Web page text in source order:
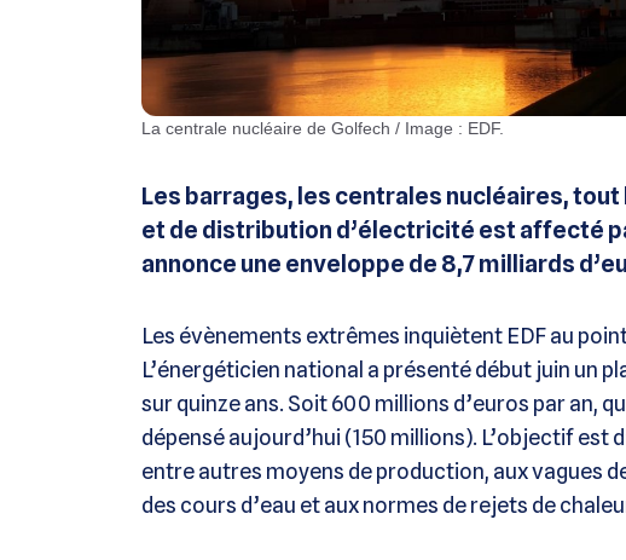
La centrale nucléaire de Golfech / Image : EDF.
Les barrages, les centrales nucléaires,
et de distribution d’électricité est affecté
annonce une enveloppe de 8,7 milliards
Les évènements extrêmes inquiètent EDF au
L’énergéticien national a présenté début juin un
sur quinze ans. Soit 600 millions d’euros par an,
dépensé aujourd’hui (150 millions). L’objectif est
entre autres moyens de production, aux vagues
des cours d’eau et aux normes de rejets de